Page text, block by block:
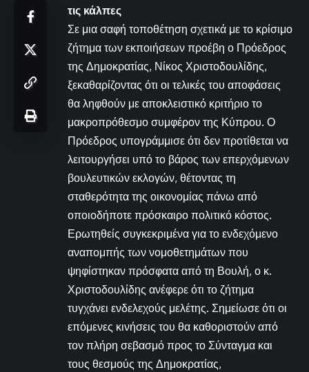
τις κάλπες
Σε μια σαφή τοποθέτηση σχετικά με το κρίσιμο
ζήτημα των εκποιήσεων προέβη ο Πρόεδρος
της Δημοκρατίας, Νίκος Χριστοδουλίδης,
ξεκαθαρίζοντας ότι οι τελικές του αποφάσεις
θα ληφθούν με αποκλειστικό κριτήριο το
μακροπρόθεσμο συμφέρον της Κύπρου. Ο
Πρόεδρος υπογράμμισε ότι δεν προτίθεται να
λειτουργήσει υπό το βάρος των επερχόμενων
βουλευτικών εκλογών, θέτοντας τη
σταθερότητα της οικονομίας πάνω από
οποιοδήποτε πρόσκαιρο πολιτικό κόστος.
Ερωτηθείς συγκεκριμένα για το ενδεχόμενο
αναπομπής των νομοθετημάτων που
ψηφίστηκαν πρόσφατα από τη Βουλή, ο κ.
Χριστοδουλίδης ανέφερε ότι το ζήτημα
τυγχάνει ενδελεχούς μελέτης. Σημείωσε ότι οι
επόμενες κινήσεις του θα καθοριστούν από
τον πλήρη σεβασμό προς το Σύνταγμα και
τους θεσμούς της Δημοκρατίας,